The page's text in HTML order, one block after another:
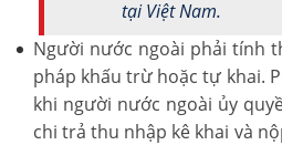
tại Việt Nam.
Người nước ngoài phải tính
pháp khấu trừ hoặc tự khai.
khi người nước ngoài ủy
chi trả thu nhập kê khai và